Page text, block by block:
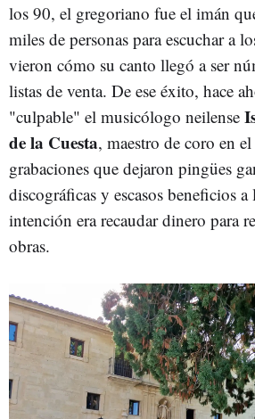
los 90, el gregoriano fue el imán
miles de personas para escuchar a
vieron cómo su canto llegó a ser
listas de venta. De ese éxito, hace
"culpable" el musicólogo neilense
de la Cuesta, maestro de coro en
grabaciones que dejaron pingües
discográficas y escasos beneficios
intención era recaudar dinero para
obras.